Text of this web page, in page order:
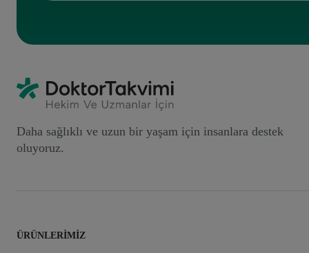
Daha sağlıklı ve uzun bir yaşam için insanlara destek
oluyoruz.
ÜRÜNLERIMIZ